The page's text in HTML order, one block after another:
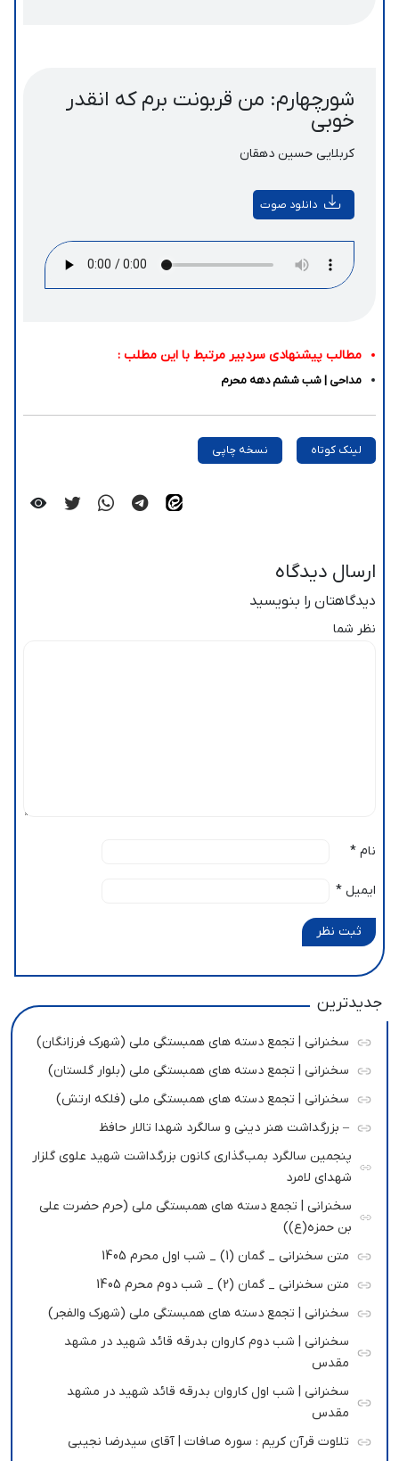
شورچهارم: من قربونت برم که انقدر
خوبی
کربلایی حسین دهقان
دانلود صوت
مطالب پیشنهادی سردبیر مرتبط با این مطلب :
مداحی | شب ششم دهه محرم
لینک کوتاه نسخه چاپی
ارسال دیدگاه
دیدگاهتان را بنویسید
نظر شما
نام *
ایمیل *
ثبت نظر
جدیدترین
سخنرانی | تجمع دسته های همبستگی ملی (شهرک فرزانگان)
سخنرانی | تجمع دسته های همبستگی ملی (بلوار گلستان)
سخنرانی | تجمع دسته های همبستگی ملی (فلکه ارتش)
– بزرگداشت هنر دینی و سالگرد شهدا تالار حافظ
پنجمین سالگرد بمب‌گذاری کانون بزرگداشت شهید علوی گلزار
شهدای لامرد
سخنرانی | تجمع دسته های همبستگی ملی (حرم حضرت علی
بن حمزه(ع))
متن سخنرانی _ گمان (1) _ شب اول محرم 1405
متن سخنرانی _ گمان (2) _ شب دوم محرم 1405
سخنرانی | تجمع دسته های همبستگی ملی (شهرک والفجر)
سخنرانی | شب دوم کاروان بدرقه قائد شهید در مشهد
مقدس
سخنرانی | شب اول کاروان بدرقه قائد شهید در مشهد
مقدس
تلاوت قرآن کریم : سوره صافات | آقای سیدرضا نجیبی